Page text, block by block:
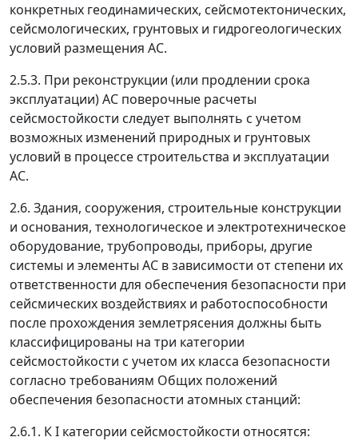
конкретных геодинамических, сейсмотектонических,
сейсмологических, грунтовых и гидрогеологических
условий размещения АС.
2.5.3. При реконструкции (или продлении срока
эксплуатации) АС поверочные расчеты
сейсмостойкости следует выполнять с учетом
возможных изменений природных и грунтовых
условий в процессе строительства и эксплуатации
АС.
2.6. Здания, сооружения, строительные конструкции
и основания, технологическое и электротехническое
оборудование, трубопроводы, приборы, другие
системы и элементы АС в зависимости от степени их
ответственности для обеспечения безопасности при
сейсмических воздействиях и работоспособности
после прохождения землетрясения должны быть
классифицированы на три категории
сейсмостойкости с учетом их класса безопасности
согласно требованиям Общих положений
обеспечения безопасности атомных станций:
2.6.1. К I категории сейсмостойкости относятся: